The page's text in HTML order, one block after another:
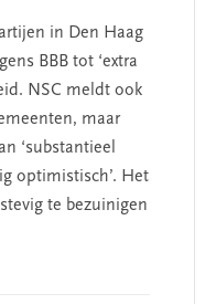
in Den Haag
BBB tot ‘extra
NSC meldt ook
maar
‘substantieel
optimistisch’. Het
te bezuinigen